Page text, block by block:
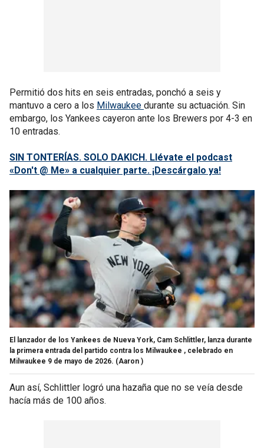
Permitió dos hits en seis entradas, ponchó a seis y
mantuvo a cero a los Milwaukee durante su actuación. Sin
embargo, los Yankees cayeron ante los Brewers por 4-3 en
10 entradas.
SIN TONTERÍAS. SOLO DAKICH. Llévate el podcast
«Don't @ Me» a cualquier parte. ¡Descárgalo ya!
El lanzador de los Yankees de Nueva York, Cam Schlittler, lanza durante
la primera entrada del partido contra los Milwaukee , celebrado en
Milwaukee 9 de mayo de 2026. (Aaron )
Aun así, Schlittler logró una hazaña que no se veía desde
hacía más de 100 años.